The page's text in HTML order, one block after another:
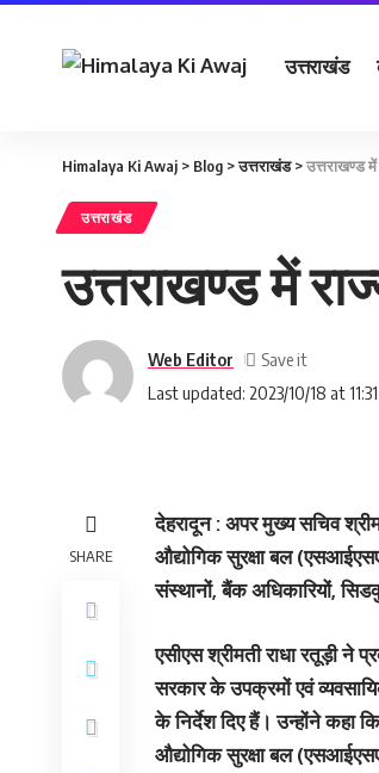
उत्तराखंड
Himalaya Ki Awaj > Blog >उत्तराखंड>उत्तराखण्ड
उत्तराखंड
उत्तराखण्ड में
Last updated: 2023/10/18 at
Web Editor
SHARE
देहरादून : अपर मुख्य सचिव
औद्योगिक सुरक्षा बल
संस्थानों, बैंक अधिकारियों,
एसीएस श्रीमती राधा रतूड़ी ने
सरकार के उपक्रमों एवं
के निर्देश दिए हैं। उन्होंने कहा
औद्योगिक सुरक्षा बल